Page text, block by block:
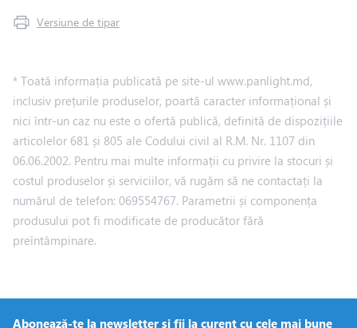
Versiune de tipar
* Toată informația publicată pe site-ul www.panlight.md,
inclusiv prețurile produselor, poartă caracter informațional și
nici într-un caz nu este o ofertă publică, definită de dispozițiile
articolelor 681 și 805 ale Codului civil al R.M. Nr. 1107 din
06.06.2002. Pentru mai multe informații cu privire la stocuri și
costul produselor și serviciilor, vă rugăm să ne contactați la
numărul de telefon: 069554767. Parametrii și componența
produsului pot fi modificate de producător fără
preîntâmpinare.
Abonează-te la newsletter și fii la curent cu cele mai bune